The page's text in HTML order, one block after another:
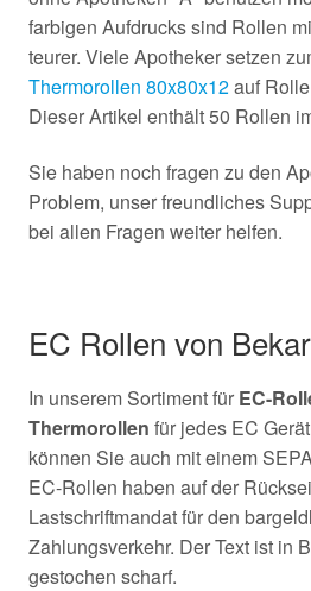
farbigen Aufdrucks sind Rollen
teurer. Viele Apotheker setzen
Thermorollen 80x80x12auf
Dieser Artikel enthält 50 Rollen
Sie haben noch fragen zu den
Problem, unser freundliches
bei allen Fragen weiter helfen.
EC Rollen von
In unserem Sortiment für EC-
Thermorollen für jedes EC
können Sie auch mit einem
EC-Rollen haben auf der
Lastschriftmandat für den
Zahlungsverkehr. Der Text ist in
gestochen scharf.